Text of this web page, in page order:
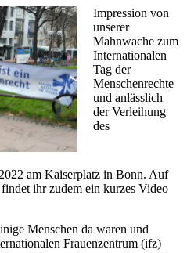
Impression von
unserer
Mahnwache zum
Internationalen
Tag der
Menschenrechte
und anlässlich
der Verleihung
des
am Kaiserplatz in Bonn. Auf
findet ihr zudem ein kurzes Video
Menschen da waren und
Frauenzentrum (ifz)